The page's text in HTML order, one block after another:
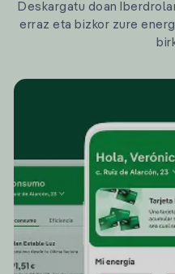
Deskargatu doan
erraz eta bizkor zure